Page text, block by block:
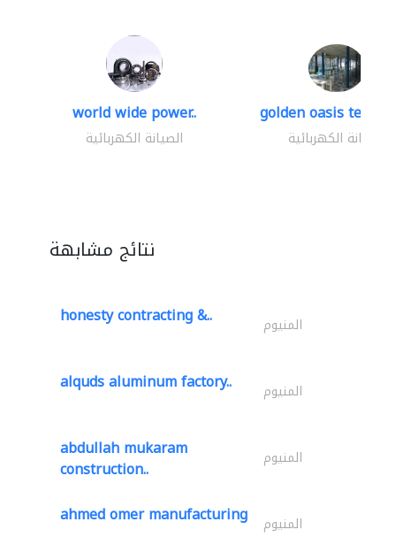
world wide power..
الصيانة الكهربائية
golden oasis
الصيانة الكهربائية
نتائج مشابهة
honesty contracting &.. المنيوم
alquds aluminum factory.. المنيوم
abdullah mukaram
construction.. المنيوم
ahmed omer manufacturing المنيوم